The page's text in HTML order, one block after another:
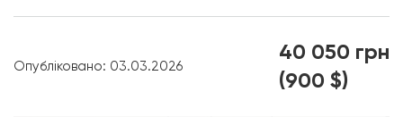
Опубліковано: 03.03.2026
40 050 грн
(900 $)